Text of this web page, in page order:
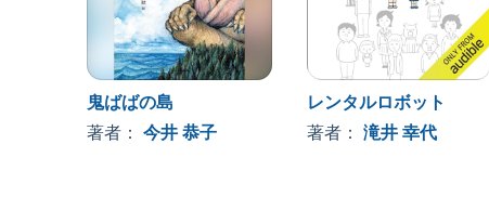
鬼ばばの島
著者： 今井 恭子
レンタルロボット
著者： 滝井 幸代